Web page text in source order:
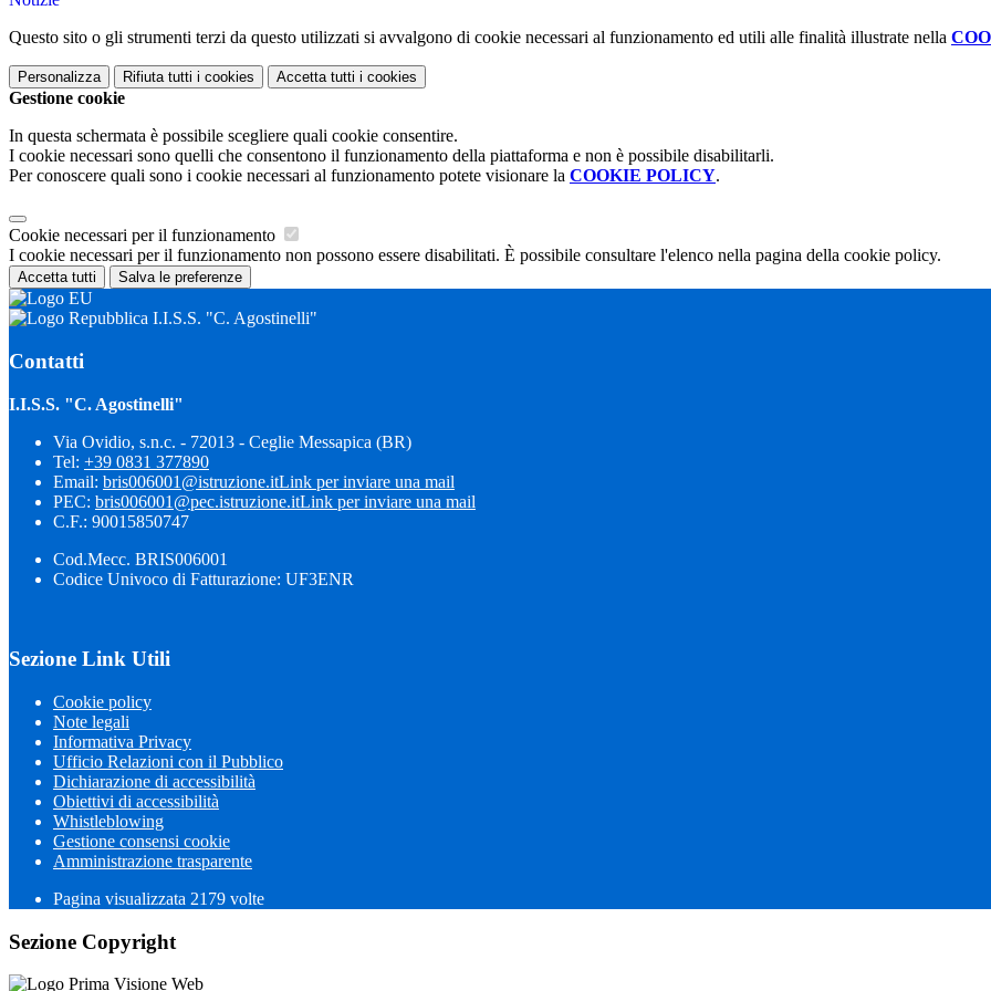
Questo sito o gli strumenti terzi da questo utilizzati si avvalgono di cookie necessari al funzionamento ed utili alle finalità illustrate nella
Personalizza Rifiuta tutti i cookies Accetta tutti i cookies
Gestione cookie
In questa schermata è possibile scegliere quali cookie consentire.
I cookie necessari sono quelli che consentono il funzionamento della piattaforma e non è possibile disabilitarli.
Per conoscere quali sono i cookie necessari al funzionamento potete visionare la COOKIE POLICY.
Cookie necessari per il funzionamento
I cookie necessari per il funzionamento non possono essere disabilitati. È possibile consultare l'elenco nella pagina della cookie policy.
Accetta tutti Salva le preferenze
I.I.S.S. "C. Agostinelli"
Contatti
I.I.S.S. "C. Agostinelli"
Via Ovidio, s.n.c. - 72013 - Ceglie Messapica (BR)
Tel: +39 0831 377890
Email: bris006001@istruzione.itLink per inviare una mail
PEC: bris006001@pec.istruzione.itLink per inviare una mail
C.F.: 90015850747
Cod.Mecc. BRIS006001
Codice Univoco di Fatturazione: UF3ENR
Sezione Link Utili
Cookie policy
Note legali
Informativa Privacy
Ufficio Relazioni con il Pubblico
Dichiarazione di accessibilità
Obiettivi di accessibilità
Whistleblowing
Gestione consensi cookie
Amministrazione trasparente
Pagina visualizzata 2179 volte
Sezione Copyright